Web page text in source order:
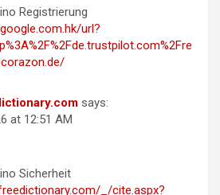
Registrierung
url?
says:
at 12:51 AM
Sicherheit
_/cite.aspx?